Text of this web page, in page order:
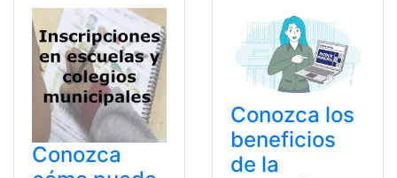
Conozca
Conozca los
beneficios
de la